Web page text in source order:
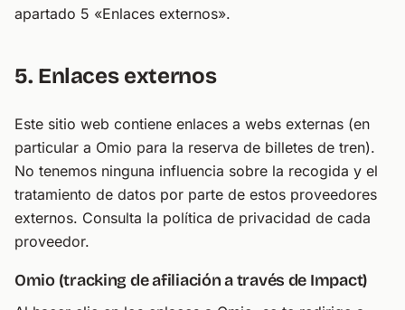
apartado 5 «Enlaces externos».
5. Enlaces externos
Este sitio web contiene enlaces a webs externas (en
particular a Omio para la reserva de billetes de tren).
No tenemos ninguna influencia sobre la recogida y el
tratamiento de datos por parte de estos proveedores
externos. Consulta la política de privacidad de cada
proveedor.
Omio (tracking de afiliación a través de Impact)